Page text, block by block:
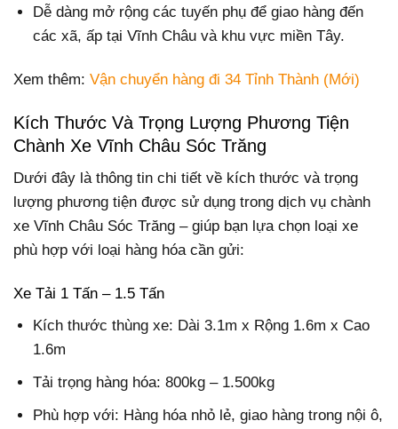
Dễ dàng mở rộng các tuyến phụ để giao hàng đến
các xã, ấp tại Vĩnh Châu và khu vực miền Tây.
Xem thêm: Vận chuyển hàng đi 34 Tỉnh Thành (Mới)
Kích Thước Và Trọng Lượng Phương Tiện
Chành Xe Vĩnh Châu Sóc Trăng
Dưới đây là thông tin chi tiết về kích thước và trọng
lượng phương tiện được sử dụng trong dịch vụ chành
xe Vĩnh Châu Sóc Trăng – giúp bạn lựa chọn loại xe
phù hợp với loại hàng hóa cần gửi:
Xe Tải 1 Tấn – 1.5 Tấn
Kích thước thùng xe: Dài 3.1m x Rộng 1.6m x Cao
1.6m
Tải trọng hàng hóa: 800kg – 1.500kg
Phù hợp với: Hàng hóa nhỏ lẻ, giao hàng trong nội ô,